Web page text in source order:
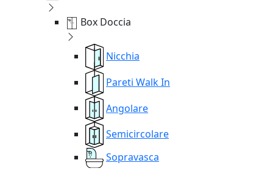
Box Doccia
Nicchia
Pareti Walk In
Angolare
Semicircolare
Sopravasca